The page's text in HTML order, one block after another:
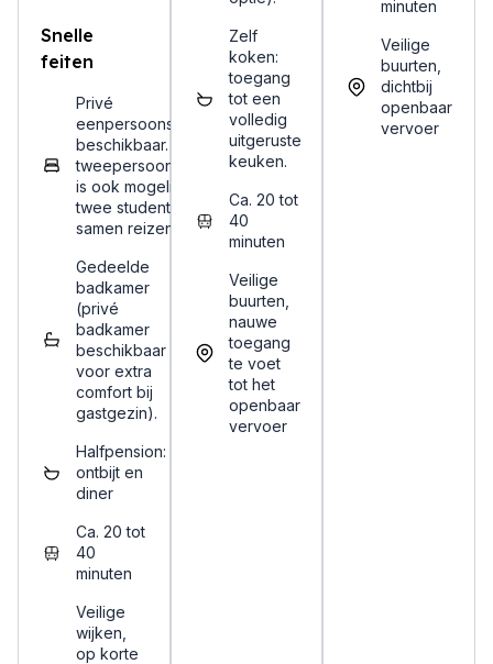
Snelle
feiten
Privé
eenpersoonskamer
beschikbaar. Een
tweepersoonskamer
is ook mogelijk voor
twee studenten die
samen reizen.
Gedeelde
badkamer
(privé
badkamer
beschikbaar
voor extra
comfort bij
gastgezin).
Halfpension:
ontbijt en
diner
Ca. 20 tot
40
minuten
Veilige
wijken,
op korte
Zelf
koken:
toegang
tot een
volledig
uitgeruste
keuken.
Ca. 20 tot
40
minuten
Veilige
buurten,
nauwe
toegang
te voet
tot het
openbaar
vervoer
minuten
Veilige
buurten,
dichtbij
openbaar
vervoer